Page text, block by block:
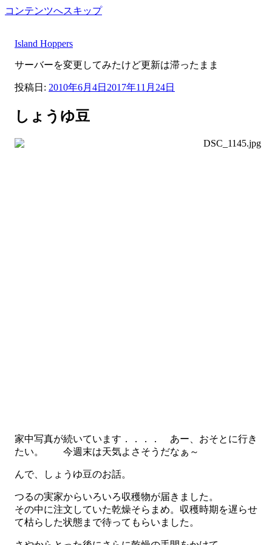
コンテンツへスキップ
Island Hoppers
サーバーを変更してみたけど更新は滞ったまま
投稿日: 2010年6月4日 2017年11月24日
しょうゆ豆
家中写真が続いています．．．． あー、おそとに行き
たい。 今週末は天気よさそうだなぁ～
んで、しょうゆ豆のお話。
つるの実家からいろいろ収穫物が届きました。
その中に注文していた乾燥そらまめ。収穫時期を遅らせ
て枯らした状態まで待ってもらいました。